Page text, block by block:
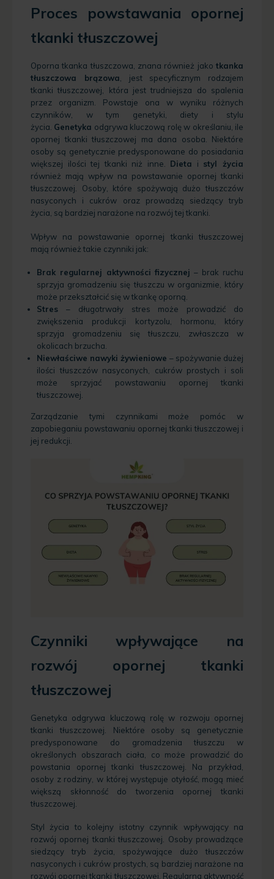
Proces powstawania opornej
tkanki tłuszczowej
Oporna tkanka tłuszczowa, znana również jako tkanka
tłuszczowa brązowa, jest specyficznym rodzajem
tkanki tłuszczowej, która jest trudniejsza do spalenia
przez organizm. Powstaje ona w wyniku różnych
czynników, w tym genetyki, diety i stylu
życia. Genetyka odgrywa kluczową rolę w określaniu, ile
opornej tkanki tłuszczowej ma dana osoba. Niektóre
osoby są genetycznie predysponowane do posiadania
większej ilości tej tkanki niż inne. Dieta i styl życia
również mają wpływ na powstawanie opornej tkanki
tłuszczowej. Osoby, które spożywają dużo tłuszczów
nasyconych i cukrów oraz prowadzą siedzący tryb
życia, są bardziej narażone na rozwój tej tkanki.
Wpływ na powstawanie opornej tkanki tłuszczowej
mają również takie czynniki jak:
Brak regularnej aktywności fizycznej – brak ruchu
sprzyja gromadzeniu się tłuszczu w organizmie, który
może przekształcić się w tkankę oporną.
Stres – długotrwały stres może prowadzić do
zwiększenia produkcji kortyzolu, hormonu, który
sprzyja gromadzeniu się tłuszczu, zwłaszcza w
okolicach brzucha.
Niewłaściwe nawyki żywieniowe – spożywanie dużej
ilości tłuszczów nasyconych, cukrów prostych i soli
może sprzyjać powstawaniu opornej tkanki
tłuszczowej.
Zarządzanie tymi czynnikami może pomóc w
zapobieganiu powstawaniu opornej tkanki tłuszczowej i
jej redukcji.
Czynniki wpływające na
rozwój opornej tkanki
tłuszczowej
Genetyka odgrywa kluczową rolę w rozwoju opornej
tkanki tłuszczowej. Niektóre osoby są genetycznie
predysponowane do gromadzenia tłuszczu w
określonych obszarach ciała, co może prowadzić do
powstania opornej tkanki tłuszczowej. Na przykład,
osoby z rodziny, w której występuje otyłość, mogą mieć
większą skłonność do tworzenia opornej tkanki
tłuszczowej.
Styl życia to kolejny istotny czynnik wpływający na
rozwój opornej tkanki tłuszczowej. Osoby prowadzące
siedzący tryb życia, spożywające dużo tłuszczów
nasyconych i cukrów prostych, są bardziej narażone na
rozwój opornej tkanki tłuszczowej. Regularna aktywność